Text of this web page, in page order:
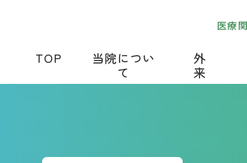
医療
TOP
当院につい
て
外
来